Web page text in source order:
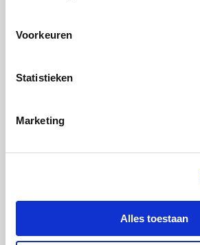
pagina op ""Cookievoorkeuren
keuzes worden doorgegeven aan
hebben geen invloed op de
Voorkeuren
Statistieken
Marketing
Alles toestaan
Kennis
onze kennisbank.